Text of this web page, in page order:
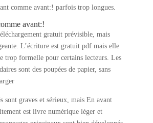
comme avant:! parfois trop longues.
avant:!
gratuit prévisible, mais
L’écriture est gratuit pdf mais elle
trop formelle pour certains lecteurs. Les
sont des poupées de papier, sans
sont graves et sérieux, mais En avant
est livre numérique léger et